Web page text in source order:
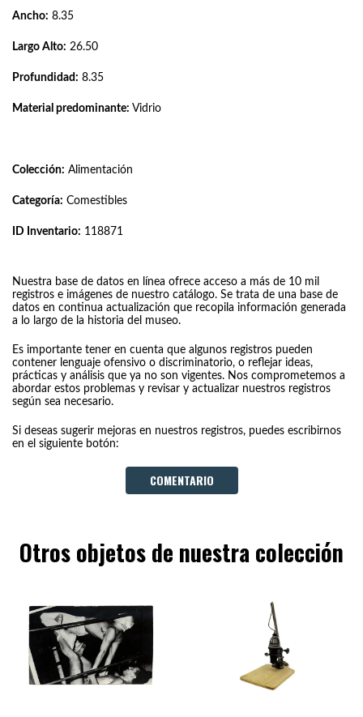
Ancho: 8.35
Largo Alto: 26.50
Profundidad: 8.35
Material predominante: Vidrio
Colección: Alimentación
Categoría: Comestibles
ID Inventario: 118871
Nuestra base de datos en línea ofrece acceso a más de 10 mil
registros e imágenes de nuestro catálogo. Se trata de una base de
datos en continua actualización que recopila información generada
a lo largo de la historia del museo.
Es importante tener en cuenta que algunos registros pueden
contener lenguaje ofensivo o discriminatorio, o reflejar ideas,
prácticas y análisis que ya no son vigentes. Nos comprometemos a
abordar estos problemas y revisar y actualizar nuestros registros
según sea necesario.
Si deseas sugerir mejoras en nuestros registros, puedes escribirnos
en el siguiente botón:
COMENTARIO
Otros objetos de nuestra colección